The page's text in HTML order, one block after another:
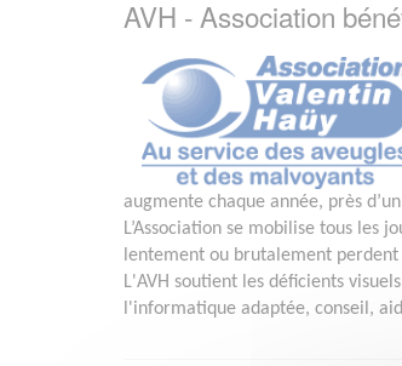
AVH - Association
augmente chaque année, près
L’Association se mobilise tous les
lentement ou brutalement
L'AVH soutient les déficients
l'informatique adaptée, conseil,